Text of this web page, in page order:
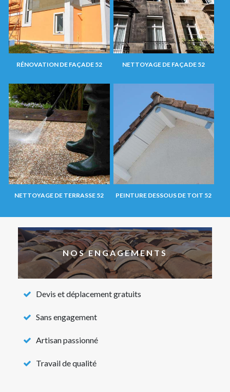
RÉNOVATION DE FAÇADE 52 NETTOYAGE DE FAÇADE 52
NETTOYAGE DE TERRASSE 52 PEINTURE DESSOUS DE TOIT 52
NOS ENGAGEMENTS
Devis et déplacement gratuits
Sans engagement
Artisan passionné
Travail de qualité